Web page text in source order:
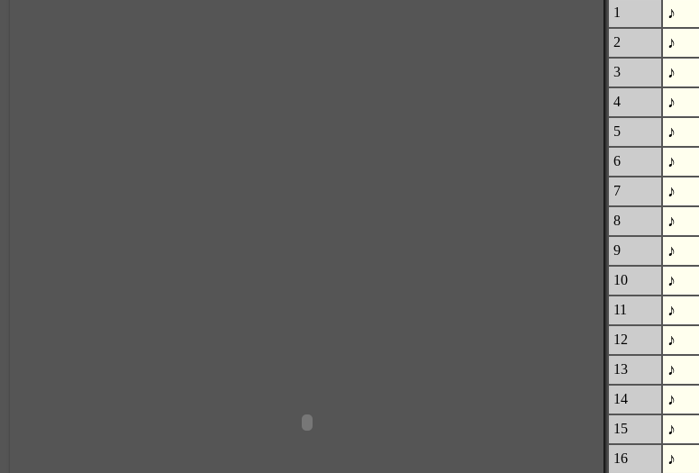
1
♪
2
♪
3
♪
4
♪
5
♪
6
♪
7
♪
8
♪
9
♪
10
♪
11
♪
12
♪
13
♪
14
♪
15
♪
16
♪